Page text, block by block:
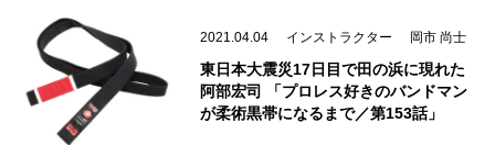
2021.04.04 インストラクター 岡市 尚士
東日本大震災17日目で田の浜に現れた
阿部宏司 「プロレス好きのバンドマン
が柔術黒帯になるまで／第153話」